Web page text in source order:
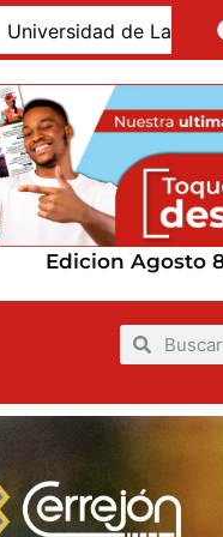
de La Guajira
Edicion Agosto